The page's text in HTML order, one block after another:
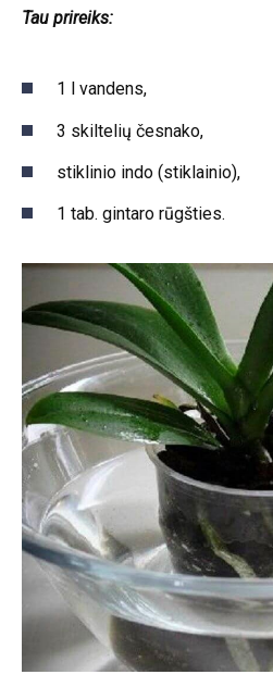
Tau prireiks:
1 l vandens,
3 skiltelių česnako,
stiklinio indo (stiklainio),
1 tab. gintaro rūgšties.